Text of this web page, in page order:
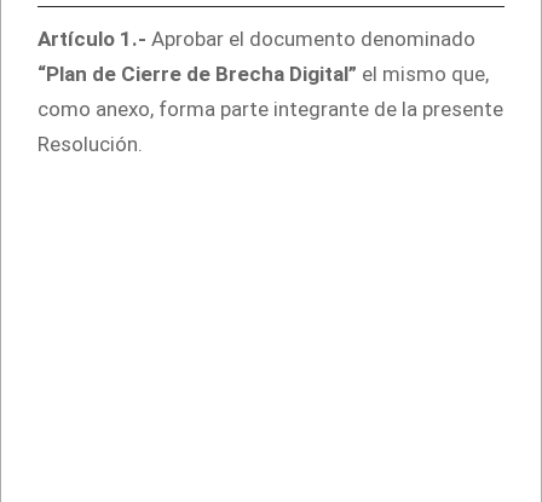
Artículo 1.- Aprobar el documento denominado
“Plan de Cierre de Brecha Digital” el mismo que,
como anexo, forma parte integrante de la presente
Resolución.